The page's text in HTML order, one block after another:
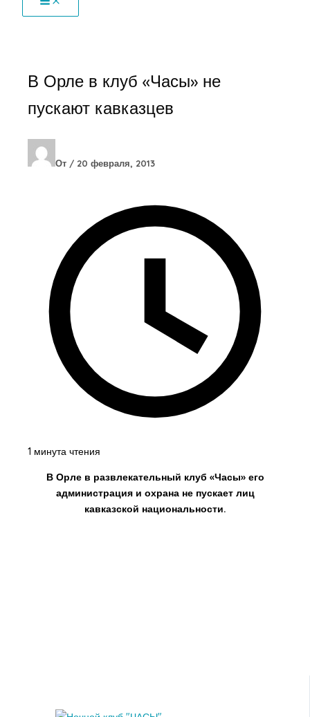
В Орле в клуб «Часы» не
пускают кавказцев
От / 20 февраля, 2013
1 минута чтения
В Орле в развлекательный клуб «Часы» его
администрация и охрана не пускает лиц
кавказской национальности.